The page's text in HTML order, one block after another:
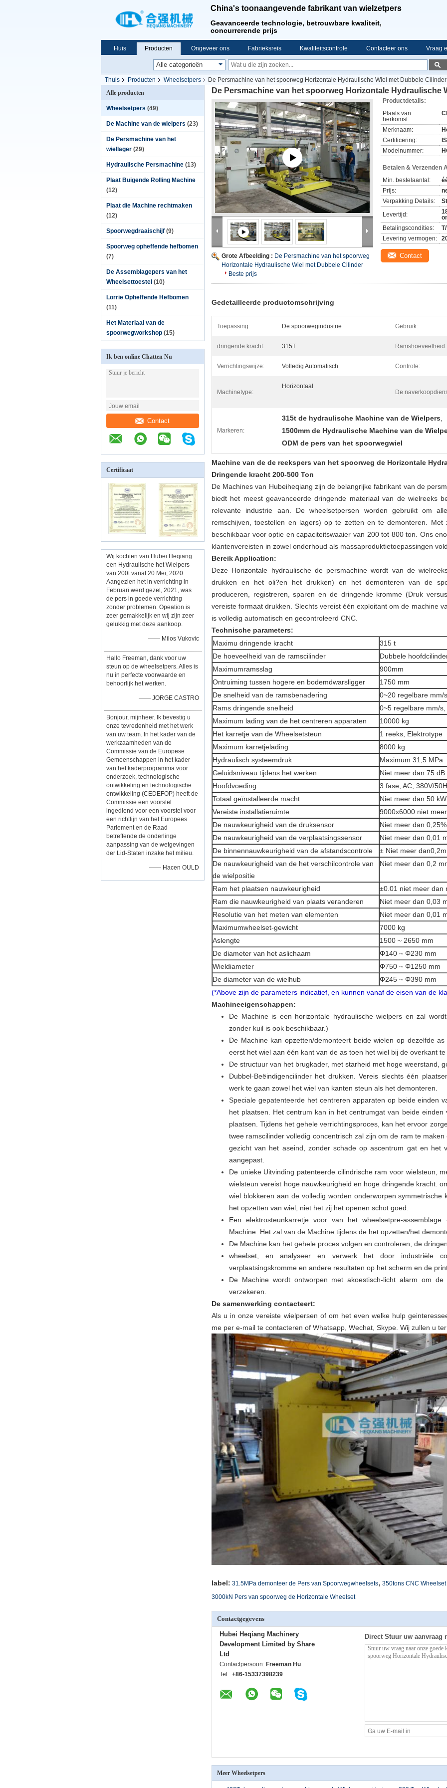
China's toonaangevende fabrikant van wielzetpers
Geavanceerde technologie, betrouwbare kwaliteit,
concurrerende prijs
Huis Producten Ongeveer ons Fabrieksreis Kwaliteitscontrole Contacteer ons Vraag
Thuis Producten Wheelsetpers
De Persmachine van het spoorweg Horizontale Hydraulische Wiel met Dubbele Cilinder
Alle producten
Wheelsetpers (49)
De Machine van de wielpers (23)
De Persmachine van het
wiellager (29)
Hydraulische Persmachine (13)
Plaat Buigende Rolling Machine
(12)
Plaat die Machine rechtmaken
(12)
Spoorwegdraaischijf (9)
Spoorweg opheffende hefbomen
(7)
De Assemblagepers van het
Wheelsettoestel (10)
Lorrie Opheffende Hefbomen
(11)
Het Materiaal van de
spoorwegworkshop (15)
Ik ben online Chatten Nu
Contact
Certificaat
Wij kochten van Hubei Heqiang
een Hydraulische het Wielpers
van 200t vanaf 20 Mei, 2020.
Aangezien het in verrichting in
Februari werd gezet, 2021, was
de pers in goede verrichting
zonder problemen. Opeation is
zeer gemakkelijk en wij zijn zeer
gelukkig met deze aankoop.
—— Milos Vukovic
Hallo Freeman, dank voor uw
steun op de wheelsetpers. Alles is
nu in perfecte voorwaarde en
behoorlijk het werken.
—— JORGE CASTRO
Bonjour, mijnheer. Ik bevestig u
onze tevredenheid met het werk
van uw team. In het kader van de
werkzaamheden van de
Commissie van de Europese
Gemeenschappen in het kader
van het kaderprogramma voor
onderzoek, technologische
ontwikkeling en technologische
ontwikkeling (CEDEFOP) heeft de
Commissie een voorstel
ingediend voor een voorstel voor
een richtlijn van het Europees
Parlement en de Raad
betreffende de onderlinge
aanpassing van de wetgevingen
der Lid-Staten inzake het milieu.
—— Hacen OULD
De Persmachine van het spoorweg Horizontale Hydraulische
Grote Afbeelding : De Persmachine van het spoorweg
Horizontale Hydraulische Wiel met Dubbele Cilinder
Beste prijs
Productdetails:
Plaats van
herkomst:
Merknaam:
Certificering:
Modelnummer:
Betalen & Verzenden
Min. bestelaantal:
Prijs:
Verpakking Details:
Levertijd:
Betalingscondities:
Levering vermogen:
Contact
Gedetailleerde productomschrijving
Toepassing: De spoorwegindustrie Gebruik:
dringende kracht: 315T Ramshoeveelheid:
Verrichtingswijze: Volledig Automatisch Controle:
Machinetype:
Horizontaal
De
Markeren:
315t de hydraulische Machine van de Wielpers,
1500mm de Hydraulische Machine van de
ODM de pers van het spoorwegwiel
Machine van de de reekspers van het spoorweg de Horizontale
Dringende kracht 200-500 Ton
De Machines van Hubeiheqiang zijn de belangrijke fabrikant van de
biedt het meest geavanceerde dringende materiaal van de wielreeks
relevante industrie aan. De wheelsetpersen worden gebruikt om
remschijven, toestellen en lagers) op te zetten en te demonteren. Met
beschikbaar voor optie en capaciteitswaaier van 200 tot 800 ton. Ons
klantenvereisten in zowel onderhoud als massaproduktietoepassingen
Bereik Application:
Deze Horizontale hydraulische de persmachine wordt van de
drukken en het oli?en het drukken) en het demonteren van de
produceren, registreren, sparen en de dringende kromme (Druk
vereiste formaat drukken.
Slechts vereist één exploitant om de machine
is volledig automatisch en gecontroleerd CNC.
Technische parameters:
Maximu dringende kracht
315 t
De hoeveelheid van de ramscilinder
Dubbele
Maximumramsslag
900mm
Ontruiming tussen hogere en bodemdwarsligger
1750 mm
De snelheid van de ramsbenadering
0~20 regelbare mm/s,
Rams dringende snelheid
0~5 regelbare mm/s,
Maximum lading van de het centreren apparaten
10000 kg
Het karretje van de Wheelsetsteun
1 reeks, Elektrotype
Maximum karretjelading
8000 kg
Hydraulisch systeemdruk
Maximum 31,5 MPa
Geluidsniveau tijdens het werken
Niet meer dan 75 dB
Hoofdvoeding
3 fase, AC, 380V/
Totaal geïnstalleerde macht
Niet meer dan 50 kW
Vereiste installatieruimte
9000x6000 niet
De nauwkeurigheid van de druksensor
Niet meer dan
De nauwkeurigheid van de verplaatsingssensor
Niet meer dan 0,01
De binnennauwkeurigheid van de afstandscontrole
± Niet meer
De nauwkeurigheid van de het verschilcontrole van
de wielpositie
Niet meer dan 0,2
Ram het plaatsen nauwkeurigheid
±0.01 niet meer dan
Ram die nauwkeurigheid van plaats veranderen
Niet meer dan 0,03
Resolutie van het meten van elementen
Niet meer dan 0,01
Maximumwheelset-gewicht
7000 kg
Aslengte
1500 ~ 2650 mm
De diameter van het aslichaam
Φ140 ~ Φ230 mm
Wieldiameter
Φ750 ~ Φ1250 mm
De diameter van de wielhub
Φ245 ~ Φ390 mm
(*Above zijn de parameters indicatief, en kunnen vanaf de eisen van de
Machineeigenschappen:
De Machine is een horizontale hydraulische wielpers en zal
zonder kuil is ook beschikbaar.)
De Machine kan opzetten/demonteert beide wielen op dezelfde
eerst het wiel aan één kant van de as toen het wiel bij de overkant te
De structuur van het brugkader, met starheid met hoge weerstand,
Dubbel-Beëindigencilinder het drukken. Vereis slechts één
werk te gaan zowel het wiel van kanten steun als het demonteren.
Speciale gepatenteerde het centreren apparaten op beide einden
het plaatsen. Het centrum kan in het centrumgat van beide
plaatsen. Tijdens het gehele verrichtingsproces, kan het ervoor
twee ramscilinder volledig concentrisch zal zijn om de ram te
gezicht van het aseind, zonder schade op ascentrum gat en het
aangepast.
De unieke Uitvinding patenteerde cilindrische ram voor wielsteun,
wielsteun vereist hoge nauwkeurigheid en hoge dringende kracht.
wiel blokkeren aan de volledig worden onderworpen symmetrische
het opzetten van wiel, niet het zij het openen schot goed.
Een elektrosteunkarretje voor van het wheelsetpre-
Machine. Het zal van de Machine tijdens de het opzetten/het
De Machine kan het gehele proces volgen en controleren, de
wheelset, en analyseer en verwerk het door industriële
verplaatsingskromme en andere resultaten op het scherm en de
De Machine wordt ontworpen met akoestisch-licht alarm om
verzekeren.
De samenwerking contacteert:
Als u in onze vereiste wielpersen of om het even welke hulp
me per e-mail te contacteren of Whatsapp, Wechat, Skype. Wij zullen u
label: 31.5MPa demonteer de Pers van Spoorwegwheelsets, 350tons CNC
3000kN Pers van spoorweg de Horizontale Wheelset
Contactgegevens
Hubei Heqiang Machinery
Development Limited by Share
Ltd
Contactpersoon: Freeman Hu
Tel.: +86-15337398239
Direct Stuur uw aanvraag
Meer Wheelsetpers